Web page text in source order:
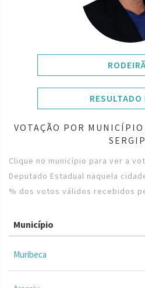
RESULTADO
VOTAÇÃO POR
Clique no município para ver a
Deputado Estadual naquela
% dos votos válidos recebidos
Município
Muribeca